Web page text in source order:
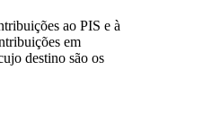
ao PIS e à
em
destino são os